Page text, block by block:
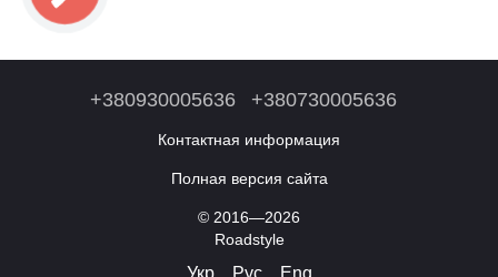
+380930005636 +380730005636
Контактная информация
Полная версия сайта
© 2016—2026
Roadstyle
Укр Рус Eng